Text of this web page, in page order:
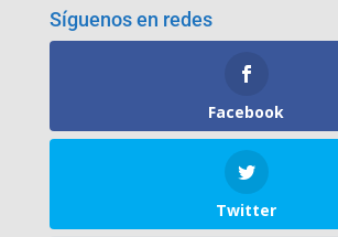
Síguenos en redes
Facebook
Twitter